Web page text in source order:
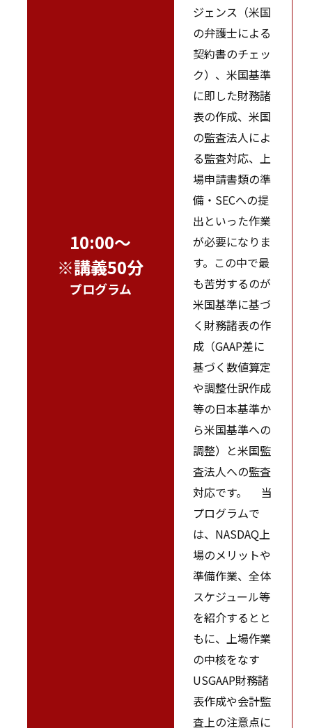
10:00～
※講義50分
プログラム
ジェンス（米国
の弁護士による
契約書のチェッ
ク）、米国基準
に即した財務諸
表の作成、米国
の監査法人によ
る監査対応、上
場申請書類の準
備・SECへの提
出といった作業
が必要になりま
す。この中で最
も苦労するのが
米国基準に基づ
く財務諸表の作
成（GAAP差に
基づく数値算定
や調整仕訳作成
等の日本基準か
ら米国基準への
調整）と米国監
査法人への監査
対応です。 当
プログラムで
は、NASDAQ上
場のメリットや
準備作業、全体
スケジュール等
を紹介するとと
もに、上場作業
の中核をなす
USGAAP財務諸
表作成や会計監
査上の注意点に